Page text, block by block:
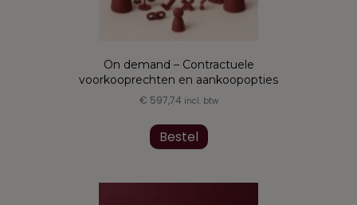
On demand – Contractuele
voorkooprechten en aankoopopties
€ 597,74 incl. btw
Bestel